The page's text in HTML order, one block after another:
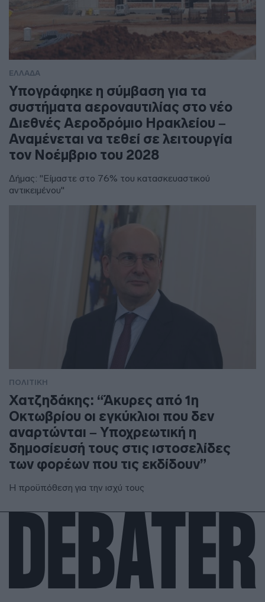
ΕΛΛΑΔΑ
Υπογράφηκε η σύμβαση για τα
συστήματα αεροναυτιλίας στο νέο
Διεθνές Αεροδρόμιο Ηρακλείου –
Αναμένεται να τεθεί σε λειτουργία
τον Νοέμβριο του 2028
Δήμας: "Είμαστε στο 76% του κατασκευαστικού
αντικειμένου"
ΠΟΛΙΤΙΚΗ
Χατζηδάκης: “Άκυρες από 1η
Οκτωβρίου οι εγκύκλιοι που δεν
αναρτώνται – Υποχρεωτική η
δημοσίευσή τους στις ιστοσελίδες
των φορέων που τις εκδίδουν”
Η προϋπόθεση για την ισχύ τους